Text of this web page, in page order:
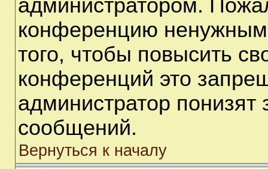
администратором.
конференцию
того, чтобы повысить
конференций это
администратор понизят
сообщений.
Вернуться к началу